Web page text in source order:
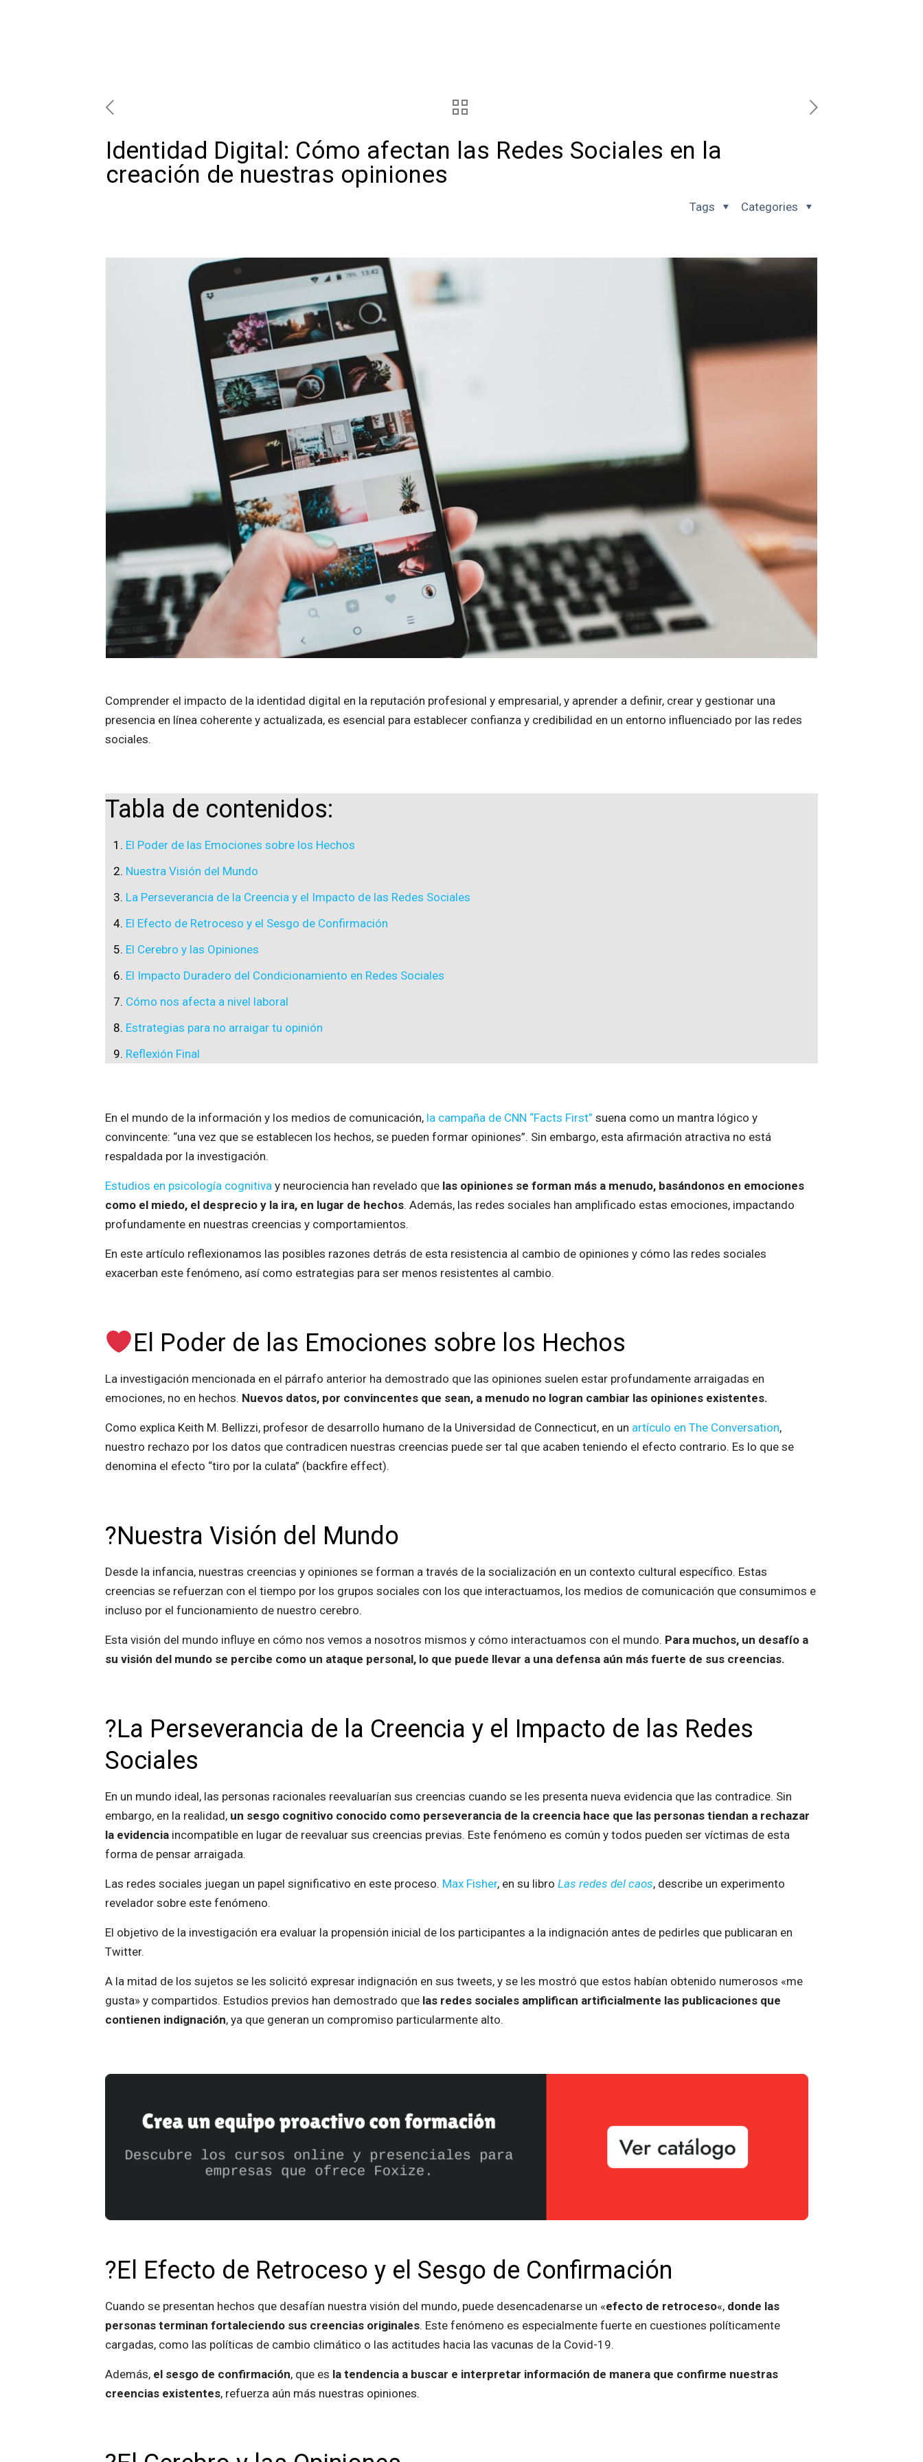
Identidad Digital: Cómo afectan las Redes Sociales en la
creación de nuestras opiniones
Categories
Tags
Comprender el impacto de la identidad digital en la reputación profesional y empresarial, y aprender a definir, crear y gestionar una
presencia en línea coherente y actualizada, es esencial para establecer confianza y credibilidad en un entorno influenciado por las redes
sociales.
Tabla de contenidos:
El Poder de las Emociones sobre los Hechos
Nuestra Visión del Mundo
La Perseverancia de la Creencia y el Impacto de las Redes Sociales
El Efecto de Retroceso y el Sesgo de Confirmación
El Cerebro y las Opiniones
El Impacto Duradero del Condicionamiento en Redes Sociales
Cómo nos afecta a nivel laboral
Estrategias para no arraigar tu opinión
Reflexión Final
En el mundo de la información y los medios de comunicación, la campaña de CNN “Facts First” suena como un mantra lógico y
convincente: “una vez que se establecen los hechos, se pueden formar opiniones”. Sin embargo, esta afirmación atractiva no está
respaldada por la investigación.
Estudios en psicología cognitivay neurociencia han revelado quelas opiniones se forman más a menudo, basándonos en emociones
como el miedo, el desprecio y la ira, en lugar de hechos. Además, las redes sociales han amplificado estas emociones, impactando
profundamente en nuestras creencias y comportamientos.
En este artículo reflexionamos las posibles razones detrás de esta resistencia al cambio de opiniones y cómo las redes sociales
exacerban este fenómeno, así como estrategias para ser menos resistentes al cambio.
El Poder de las Emociones sobre los Hechos
La investigación mencionada en el párrafo anterior ha demostrado que las opiniones suelen estar profundamente arraigadas en
emociones, no en hechos. Nuevos datos, por convincentes que sean, a menudo no logran cambiar las opiniones existentes.
Como explica Keith M. Bellizzi, profesor de desarrollo humano de la Universidad de Connecticut, en un artículo en The Conversation,
nuestro rechazo por los datos que contradicen nuestras creencias puede ser tal que acaben teniendo el efecto contrario. Es lo que se
denomina el efecto “tiro por la culata” (backfire effect).
?Nuestra Visión del Mundo
Desde la infancia, nuestras creencias y opiniones se forman a través de la socialización en un contexto cultural específico. Estas
creencias se refuerzan con el tiempo por los grupos sociales con los que interactuamos, los medios de comunicación que consumimos e
incluso por el funcionamiento de nuestro cerebro.
Esta visión del mundo influye en cómo nos vemos a nosotros mismos y cómo interactuamos con el mundo. Para muchos, un desafío a
su visión del mundo se percibe como un ataque personal, lo que puede llevar a una defensa aún más fuerte de sus creencias.
?La Perseverancia de la Creencia y el Impacto de las Redes
Sociales
En un mundo ideal, las personas racionales reevaluarían sus creencias cuando se les presenta nueva evidencia que las contradice. Sin
embargo, en la realidad, un sesgo cognitivo conocido como perseverancia de la creencia hace que las personas tiendan a rechazar
la evidenciaincompatible en lugar de reevaluar sus creencias previas. Este fenómeno es común y todos pueden ser víctimas de esta
forma de pensar arraigada.
Las redes sociales juegan un papel significativo en este proceso. Max Fisher, en su libro Las redes del caos, describe un experimento
revelador sobre este fenómeno.
El objetivo de la investigación era evaluar la propensión inicial de los participantes a la indignación antes de pedirles que publicaran en
Twitter.
A la mitad de los sujetos se les solicitó expresar indignación en sus tweets, y se les mostró que estos habían obtenido numerosos «me
gusta» y compartidos. Estudios previos han demostrado quelas redes sociales amplifican artificialmente las publicaciones que
contienen indignación, ya que generan un compromiso particularmente alto.
?El Efecto de Retroceso y el Sesgo de Confirmación
Cuando se presentan hechos que desafían nuestra visión del mundo, puede desencadenarse un «efecto de retroceso«, donde las
personas terminan fortaleciendo sus creencias originales. Este fenómeno es especialmente fuerte en cuestiones políticamente
cargadas, como las políticas de cambio climático o las actitudes hacia las vacunas de la Covid-19.
Además, el sesgo de confirmación, que es la tendencia a buscar e interpretar información de manera que confirme nuestras
creencias existentes, refuerza aún más nuestras opiniones.